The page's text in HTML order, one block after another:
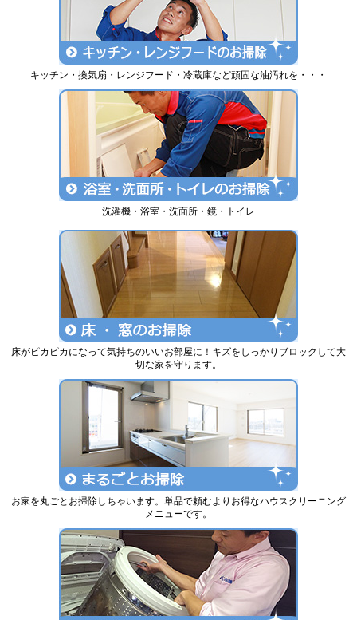
キッチン・換気扇・レンジフード・冷蔵庫など頑固な油汚れを・・・
洗濯機・浴室・洗面所・鏡・トイレ
床がピカピカになって気持ちのいいお部屋に！キズをしっかりブロックして大
切な家を守ります。
お家を丸ごとお掃除しちゃいます。単品で頼むよりお得なハウスクリーニング
メニューです。